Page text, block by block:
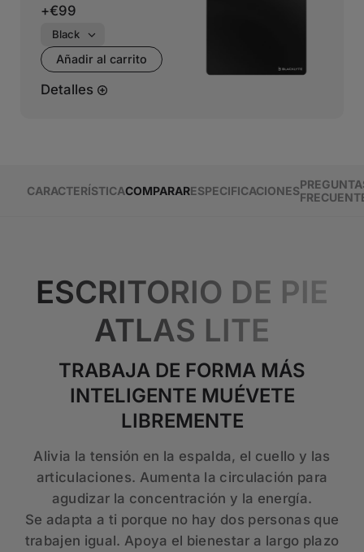
+€99
Añadir al carrito
Detalles
CARACTERÍSTICACOMPARARESPECIFICACIONES
ESCRITORIO DE PIE
ATLAS LITE
TRABAJA DE FORMA MÁS
INTELIGENTE MUÉVETE
LIBREMENTE
Alivia la tensión en la espalda, el cuello y las
articulaciones. Aumenta la circulación para
agudizar la concentración y la energía.
Se adapta a ti porque no hay dos personas que
trabajen igual. Apoya el bienestar a largo plazo